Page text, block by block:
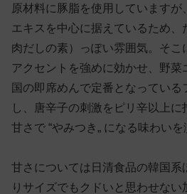
原材料に豚脂を使用していますが
エキスを中心に据えているため
肉だしの素）っぽい雰囲気。そこ
アクセントを強めに効かせ、野
国の即席めんで定番となっている
し、唐辛子の刺激をピリ辛以上
甘さで “やみつき„ になる味わいを
甘さについては日清食品の韓国系
りサイズでもクドいと思わせな